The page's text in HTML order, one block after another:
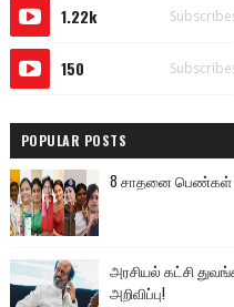
1.22k
150
POPULAR POSTS
8 சாதனை பெண்கள்
அரசியல் கட்சி
அறிவிப்பு!